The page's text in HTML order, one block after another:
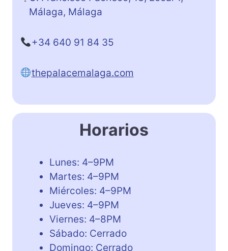
Málaga, Málaga
+34 640 91 84 35
thepalacemalaga.com
Horarios
Lunes: 4–9PM
Martes: 4–9PM
Miércoles: 4–9PM
Jueves: 4–9PM
Viernes: 4–8PM
Sábado: Cerrado
Domingo: Cerrado